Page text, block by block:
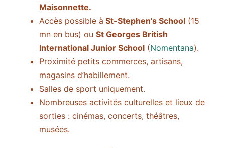
Maisonnette.
Accès possible à St-Stephen’s School (15
mn en bus) ou St Georges British
International Junior School (Nomentana).
Proximité petits commerces, artisans,
magasins d’habillement.
Salles de sport uniquement.
Nombreuses activités culturelles et lieux de
sorties : cinémas, concerts, théâtres,
musées.